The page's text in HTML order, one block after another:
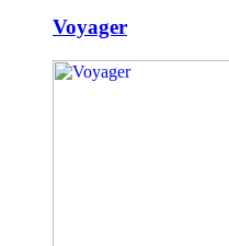
Voyager